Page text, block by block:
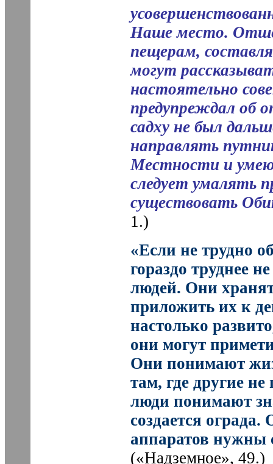
Наше место.
пещерам,
могут
настоятельно
предупреждал об
садху не был
направлять
Местности и
следует умалять
существовать
1.)
«Если не трудно
гораздо труднее
людей. Они
приложить их к
настолько
они могут
Они понимают
там, где другие
люди понимают
создается
аппаратов нужны
(«Надземное», 49.)